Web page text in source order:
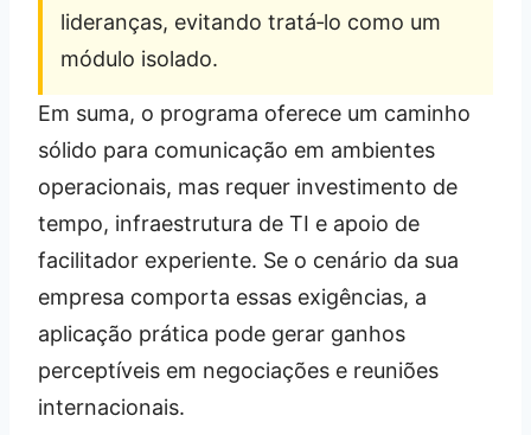
lideranças, evitando tratá‑lo como um
módulo isolado.
Em suma, o programa oferece um caminho
sólido para comunicação em ambientes
operacionais, mas requer investimento de
tempo, infraestrutura de TI e apoio de
facilitador experiente. Se o cenário da sua
empresa comporta essas exigências, a
aplicação prática pode gerar ganhos
perceptíveis em negociações e reuniões
internacionais.